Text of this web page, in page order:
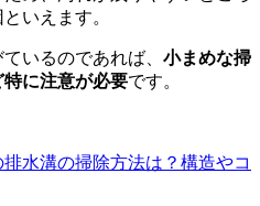
いえます。
いるのであれば、 小まめな掃
に注意が必要です。
水溝の掃除方法は？構造やコ